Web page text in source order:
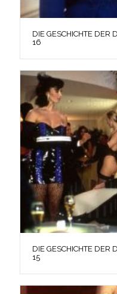
DIE GESCHICHTE
16
DIE GESCHICHTE
15